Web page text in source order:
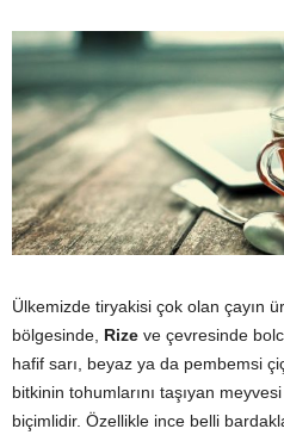
Ülkemizde tiryakisi çok olan çayın
bölgesinde, Rize ve çevresinde
hafif sarı, beyaz ya da pembemsi
bitkinin tohumlarını taşıyan
biçimlidir. Özellikle ince belli